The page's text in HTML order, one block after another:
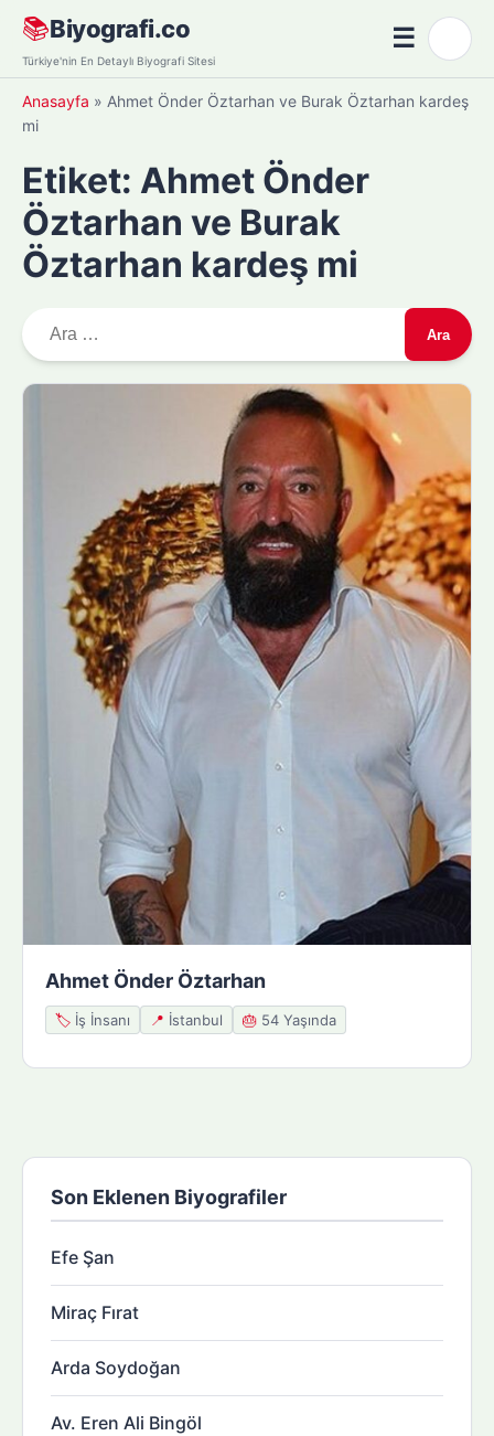
Skip
content
📚Biyografi.co
Türkiye'nin En Detaylı Biyografi Sitesi
☰Menü
Anasayfa » Ahmet Önder Öztarhan ve Burak Öztarhan kardeş
mi
Etiket: Ahmet Önder
Öztarhan ve Burak
Öztarhan kardeş mi
r
Ahmet Önder Öztarhan
🏷️ İş İnsanı 📍 İstanbul 🎂 54 Yaşında
Son Eklenen Biyografiler
Efe Şan
Miraç Fırat
Arda Soydoğan
Av. Eren Ali Bingöl